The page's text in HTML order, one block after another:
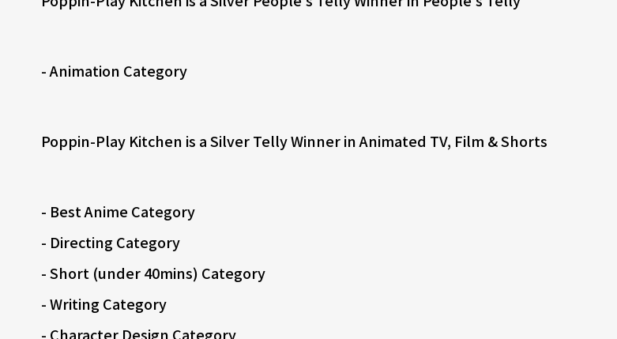
- Animation Category
Poppin-Play Kitchen is a Silver Telly Winner in Animated TV, Film & Shorts
- Best Anime Category
- Directing Category
- Short (under 40mins) Category
- Writing Category
- Character Design Category